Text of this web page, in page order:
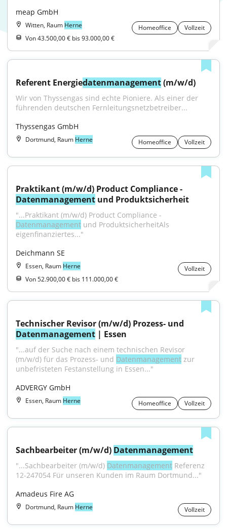
meap GmbH
Witten, Raum Herne Homeoffice
Vollzeit
Von 43.500,00 € bis 93.000,00 €
Referent Energiedatenmanagement (m/w/d)
Wir von Thyssengas sind echte Pioniere. Als einer der
führenden deutschen Fernleitungsnetzbetreiber...
Thyssengas GmbH
Dortmund, Raum Herne Homeoffice Vollzeit
Datenmanagement und Produktsicherheit
Datenmanagement und ProduktsicherheitAls
eigenfinanziertes..."
Deichmann SE
Essen, Raum Herne
Vollzeit
Von 52.900,00 € bis 111.000,00 €
Datenmanagement | Essen
"...auf der Suche nach einem technischen Revisor
(m/w/d) für das Prozess- und Datenmanagement zur
unbefristeten Festanstellung in Essen..."
ADVERGY GmbH
Essen, Raum Herne Homeoffice Vollzeit
Sachbearbeiter (m/w/d) Datenmanagement
"...Sachbearbeiter (m/w/d) Datenmanagement Referenz
12-247054 Für unseren Kunden im Raum Dortmund..."
Amadeus Fire AG
Dortmund, Raum Herne Vollzeit